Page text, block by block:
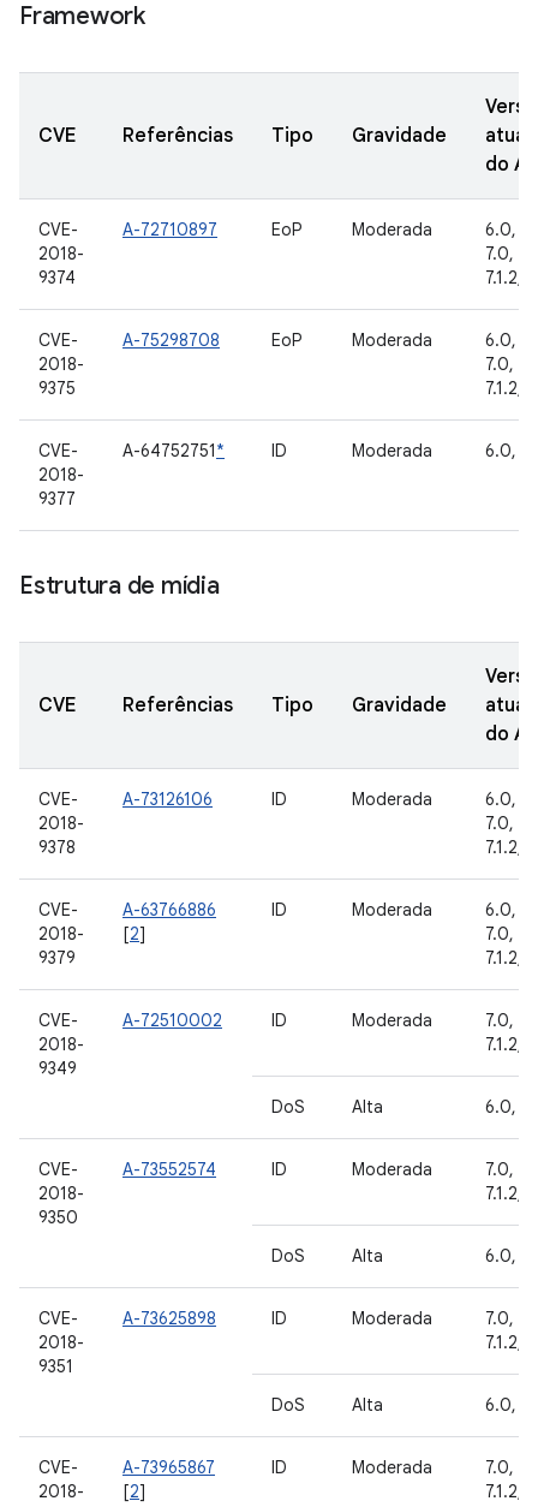
Framework
CVE Referências Tipo Gravidade
do
CVE-
2018-
9374
A-72710897 EoP Moderada
6.0,
7.0,
7.1.2,
CVE-
2018-
9375
A-75298708 EoP Moderada
6.0,
7.0,
7.1.2,
CVE-
2018-
9377
A-64752751* ID Moderada 6.0,
Estrutura de mídia
CVE Referências Tipo Gravidade
do
CVE-
2018-
9378
A-73126106 ID Moderada
6.0,
7.0,
7.1.2,
CVE-
2018-
9379
A-63766886
[2]
ID Moderada
6.0,
7.0,
7.1.2,
CVE-
2018-
9349
A-72510002 ID Moderada
7.0,
7.1.2,
DoS Alta 6.0,
CVE-
2018-
9350
A-73552574 ID Moderada
7.0,
7.1.2,
DoS Alta 6.0,
CVE-
2018-
9351
A-73625898 ID Moderada
7.0,
7.1.2,
DoS Alta 6.0,
CVE-
2018-
A-73965867
[2]
ID Moderada
7.0,
7.1.2,